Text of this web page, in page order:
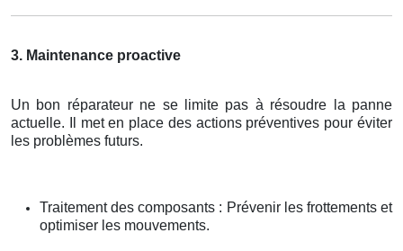
3. Maintenance proactive
Un bon réparateur ne se limite pas à résoudre la panne
actuelle. Il met en place des actions préventives pour éviter
les problèmes futurs.
Traitement des composants : Prévenir les frottements et
optimiser les mouvements.